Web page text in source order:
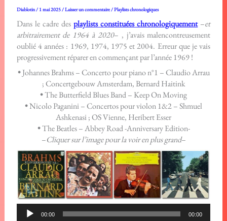
Diablotin/ 1 mai 2025/Laisser un commentaire/Playlists chronologiques
Dans le cadre desplaylists constituées chronologiquement–et
arbitrairement de 1964 à 2020– , j’avais malencontreusement
oublié 4 années : 1969, 1974, 1975 et 2004. Erreur que je vais
progressivement réparer en commençant par l’année 1969 !
•Johannes Brahms – Concerto pour piano n°1 – Claudio Arrau
; Concertgebouw Amsterdam, Bernard Haitink
•The Butterfield Blues Band – Keep On Moving
•Nicolo Paganini – Concertos pour violon 1&2 – Shmuel
Ashkenasi ; OS Vienne, Heribert Esser
•The Beatles – Abbey Road -Anniversary Edition-
–Cliquer sur l’image pour la voir en plus grand–
Lecteur
00:00 00:00